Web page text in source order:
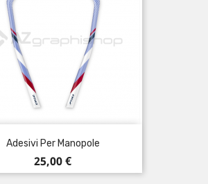
Adesivi Per Manopole
Prezzo
25,00 €